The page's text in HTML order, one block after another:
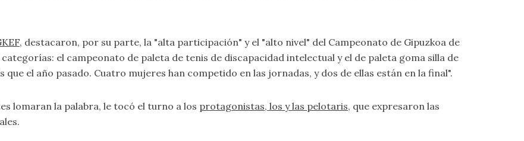
, destacaron, por su parte, la "alta participación" y el "alto nivel" del Campeonato de Gipuzkoa de
el campeonato de paleta de tenis de discapacidad intelectual y el de paleta goma silla de
el año pasado. Cuatro mujeres han competido en las jornadas, y dos de ellas están en la final".
lomaran la palabra, le tocó el turno a los protagonistas, los y las pelotaris, que expresaron las